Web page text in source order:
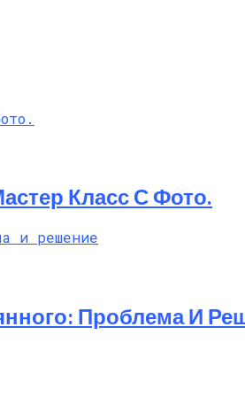
Класс С Фото.
Проблема И